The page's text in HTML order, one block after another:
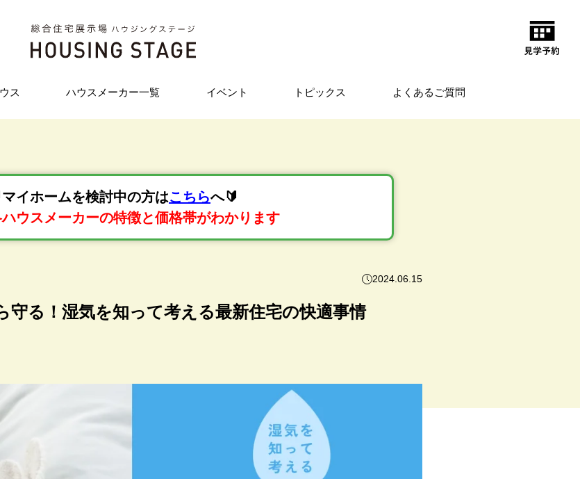
ス ハウスメーカー一覧 イベント トピックス よくあるご質問
マイホームを検討中の方はこちらへ🔰
ウスメーカーの特徴と価格帯がわかります
2024.06.15
守る！湿気を知って考える最新住宅の快適事情